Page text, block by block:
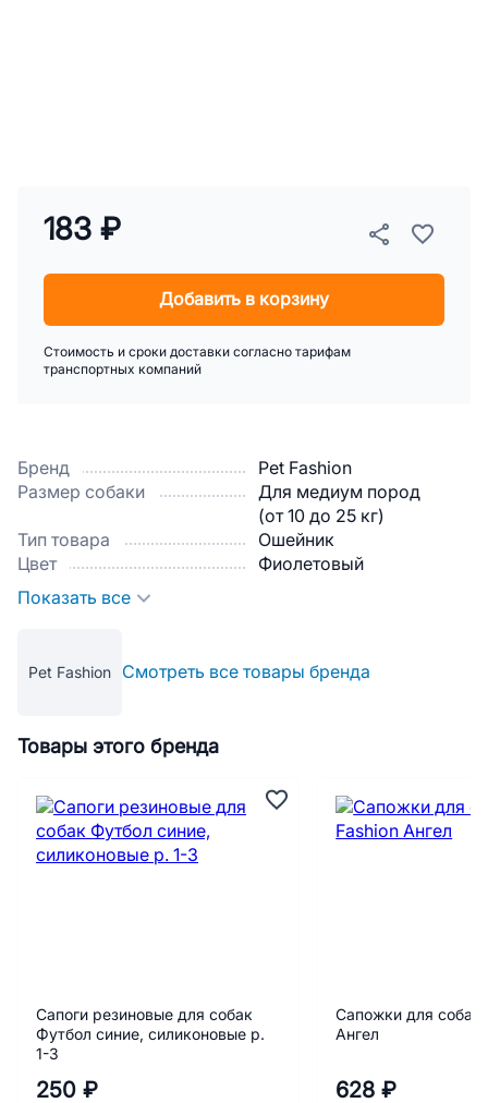
Бренд
Pet Fashion
Размер собаки
Для медиум пород
(от 10 до 25 кг)
Тип товара
Ошейник
Цвет
Фиолетовый
Показать все
Pet Fashion Смотреть все товары бренда
183 ₽
Добавить в корзину
Стоимость и сроки доставки согласно тарифам
транспортных компаний
Товары этого бренда
Сапоги резиновые для собак
Футбол синие, силиконовые р.
1-3
250 ₽
Сапожки для собак
Ангел
628 ₽